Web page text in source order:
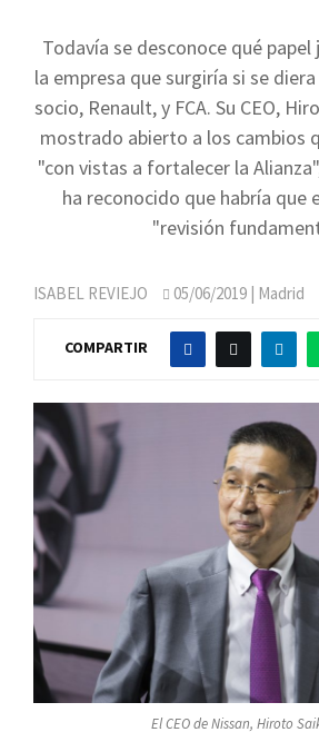
Todavía se desconoce qué papel
la empresa que surgiría si se
socio, Renault, y FCA. Su CEO,
mostrado abierto a los cambios
"con vistas a fortalecer la
ha reconocido que habría que
"revisión
ISABEL REVIEJO 05/06/2019 | Madrid
COMPARTIR
El CEO de Nissan, Hiroto